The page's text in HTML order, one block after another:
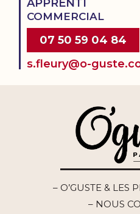
APPRENTI
COMMERCIAL
07 50 59 04 84
s.fleury@o-
– O’GUSTE & LES
– NOUS